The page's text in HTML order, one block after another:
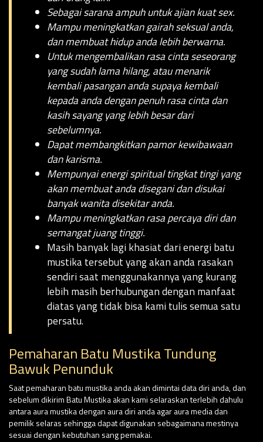
Sebagai sarana ampuh untuk ajian kuat sex.
Mampu meningkatkan gairah seksual anda,
dan membuat hidup anda lebih berwarna.
Untuk mengembalikan rasa cinta seseorang
yang sudah lama hilang, atau menarik
kembali pasangan anda supaya kembali
kepada anda dengan penuh rasa cinta dan
kasih sayang yang lebih besar dari
sebelumnya.
Dapat membangkitkan pamor kewibawaan
dan karisma.
Mempunyai energi spiritual tingkat tingi yang
akan membuat anda disegani dan disukai
banyak wanita disekitar anda.
Mampu meningkatkan rasa percaya diri dan
semangat juang tinggi.
Masih banyak lagi khasiat dari energi batu
mustika tersebut yang akan anda rasakan
sendiri saat menggunakannya yang kurang
lebih masih berhubungan dengan manfaat
diatas yang tidak bisa kami tulis semua satu
persatu.
Pemaharan Batu Mustika Tundung
Bawuk Penunduk
Saat pemaharan batu mustika anda akan dimintai data diri anda, dan
sebelum dikirim Batu Mustika akan kami selaraskan terlebih dahulu
antara aura mustika dengan aura diri anda agar aura media dan
pemilik selaras sehingga dapat digunakan sebagaimana mestinya
sesuai dengan kebutuhan sang pemakai.